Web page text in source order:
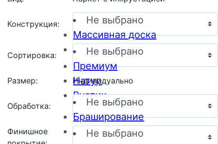
Конструкция:
Не выбрано
Массивная доска
Инженерная доска
Сортировка:
Не выбрано
Премиум
Натур
Рустик
Размер: Индивидуально
Обработка:
Не выбрано
Браширование
Пескоструйная обработка
Финишное
Не выбрано